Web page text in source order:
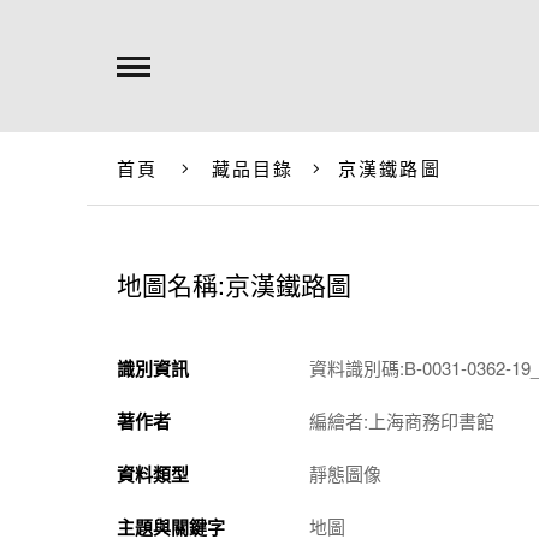
首頁 藏品目錄 京漢鐵路圖
地圖名稱:京漢鐵路圖
識別資訊 資料識別碼:B-0031-0362-
著作者 編繪者:上海商務印書館
資料類型 靜態圖像
主題與關鍵字 地圖